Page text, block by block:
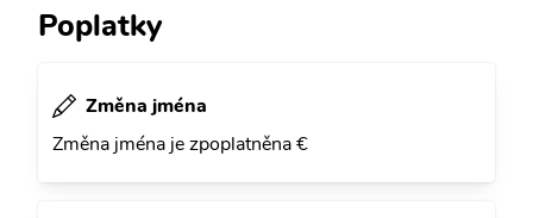
Poplatky
Změna jména
Změna jména je zpoplatněna €